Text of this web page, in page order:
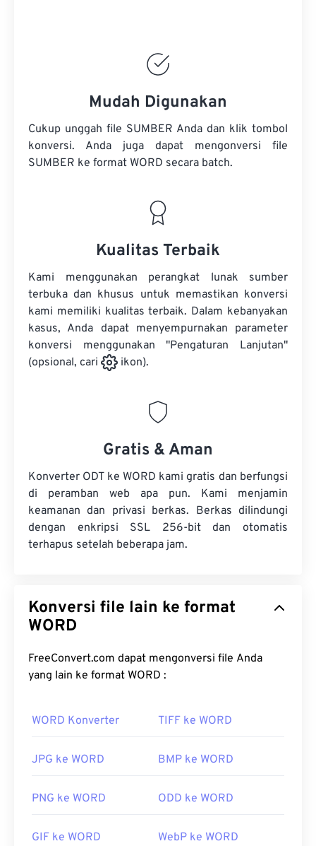
Mudah Digunakan
Cukup unggah file SUMBER Anda dan klik tombol
konversi. Anda juga dapat mengonversi file
SUMBER ke format WORD secara batch.
Kualitas Terbaik
Kami menggunakan perangkat lunak sumber
terbuka dan khusus untuk memastikan konversi
kami memiliki kualitas terbaik. Dalam kebanyakan
kasus, Anda dapat menyempurnakan parameter
konversi menggunakan "Pengaturan Lanjutan"
(opsional, cari
ikon).
Gratis & Aman
Konverter ODT ke WORD kami gratis dan berfungsi
di peramban web apa pun. Kami menjamin
keamanan dan privasi berkas. Berkas dilindungi
dengan enkripsi SSL 256-bit dan otomatis
terhapus setelah beberapa jam.
Konversi file lain ke format
WORD
FreeConvert.com dapat mengonversi file Anda
yang lain ke format WORD :
WORD Konverter TIFF ke WORD
JPG ke WORD BMP ke WORD
PNG ke WORD ODD ke WORD
GIF ke WORD WebP ke WORD